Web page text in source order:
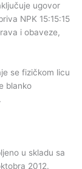
ugovor
NPK 15:15:15
i obaveze,
se fizičkom licu
blanko
u skladu sa
2012.